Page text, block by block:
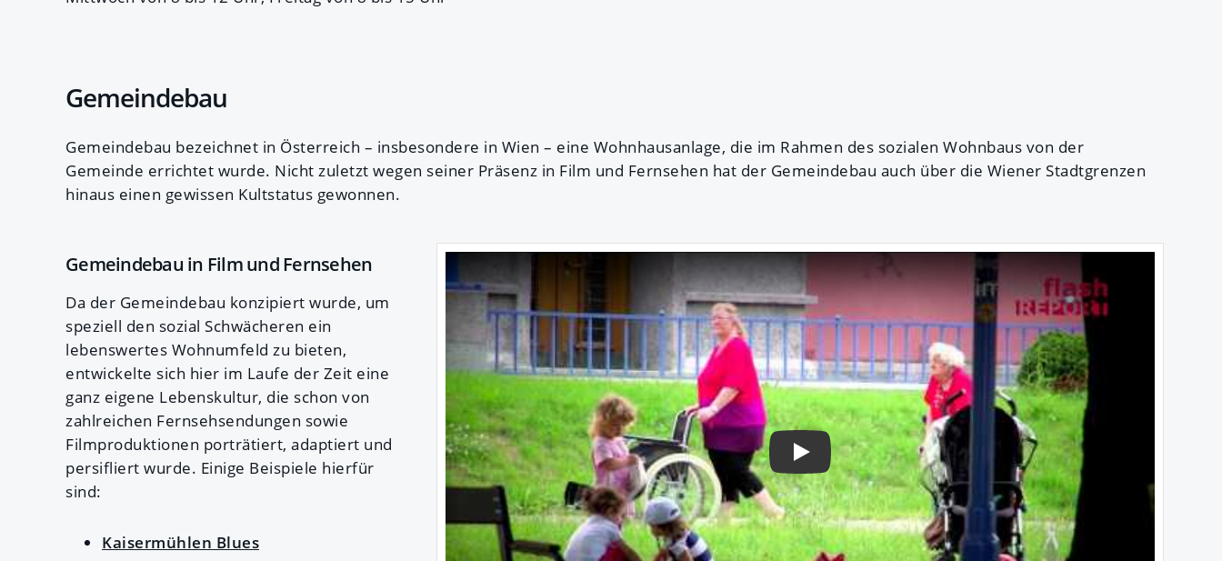
Gemeindebau
Gemeindebau bezeichnet in Österreich – insbesondere in Wien – eine Wohnhausanlage, die im Rahmen des sozialen Wohnbaus von der
Gemeinde errichtet wurde. Nicht zuletzt wegen seiner Präsenz in Film und Fernsehen hat der Gemeindebau auch über die Wiener Stadtgrenzen
hinaus einen gewissen Kultstatus gewonnen.
Gemeindebau in Film und Fernsehen
Da der Gemeindebau konzipiert wurde, um
speziell den sozial Schwächeren ein
lebenswertes Wohnumfeld zu bieten,
entwickelte sich hier im Laufe der Zeit eine
ganz eigene Lebenskultur, die schon von
zahlreichen Fernsehsendungen sowie
Filmproduktionen porträtiert, adaptiert und
persifliert wurde. Einige Beispiele hierfür
sind:
Kaisermühlen Blues
Play